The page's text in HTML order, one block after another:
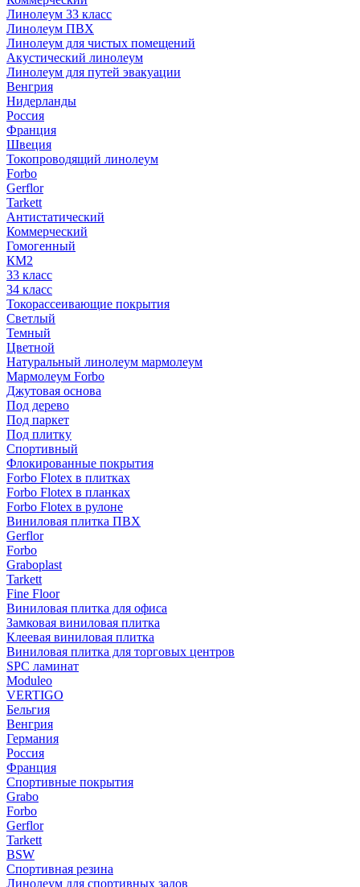
Линолеум 33 класс
Линолеум ПВХ
Линолеум для чистых помещений
Акустический линолеум
Линолеум для путей эвакуации
Венгрия
Нидерланды
Россия
Франция
Швеция
Токопроводящий линолеум
Forbo
Gerflor
Tarkett
Антистатический
Коммерческий
Гомогенный
КМ2
33 класс
34 класс
Токорассеивающие покрытия
Светлый
Темный
Цветной
Натуральный линолеум мармолеум
Мармолеум Forbo
Джутовая основа
Под дерево
Под паркет
Под плитку
Спортивный
Флокированные покрытия
Forbo Flotex в плитках
Forbo Flotex в планках
Forbo Flotex в рулоне
Виниловая плитка ПВХ
Gerflor
Forbo
Graboplast
Tarkett
Fine Floor
Виниловая плитка для офиса
Замковая виниловая плитка
Клеевая виниловая плитка
Виниловая плитка для торговых центров
SPC ламинат
Moduleo
VERTIGO
Бельгия
Венгрия
Германия
Россия
Франция
Спортивные покрытия
Grabo
Forbo
Gerflor
Tarkett
BSW
Спортивная резина
Линолеум для спортивных залов